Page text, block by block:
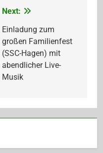
Next:
Einladung zum
großen Familienfest
(SSC-Hagen) mit
abendlicher Live-
Musik